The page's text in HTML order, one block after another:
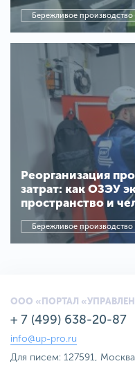
Бережливое производство
Реорганизация
затрат: как ОЗЭУ
пространство и
Бережливое производство
ООО «ПОРТАЛ
+ 7 (499) 638-20-87
info@up-pro.ru
Для писем: 127591,